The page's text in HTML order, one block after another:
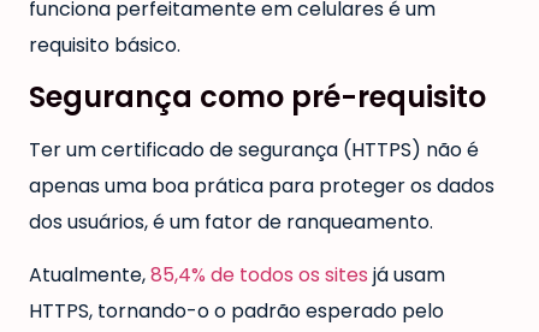
funciona perfeitamente em celulares é um
requisito básico.
Segurança como pré-requisito
Ter um certificado de segurança (HTTPS) não é
apenas uma boa prática para proteger os dados
dos usuários, é um fator de ranqueamento.
Atualmente,85,4% de todos os sites já usam
HTTPS, tornando-o o padrão esperado pelo